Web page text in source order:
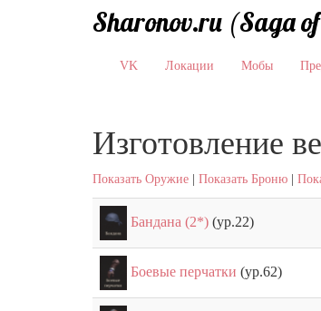
Sharonov.ru (Saga
VK Локации Мобы
Изготовление
Показать Оружие Показать Броню
Бандана (2*) (ур.22)
Боевые перчатки (ур.62)